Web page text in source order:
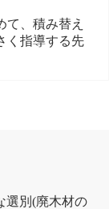
て、積み替え
く指導する先
選別(廃木材の